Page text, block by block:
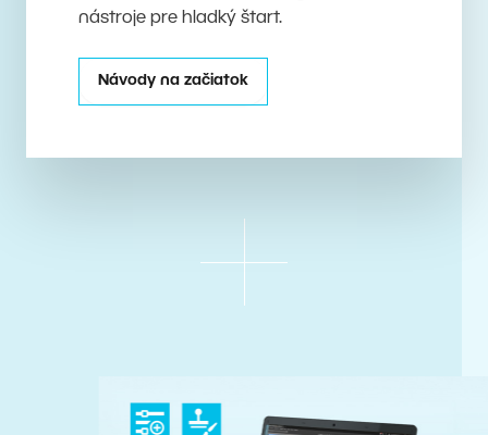
nástroje pre hladký štart.
Návody na začiatok